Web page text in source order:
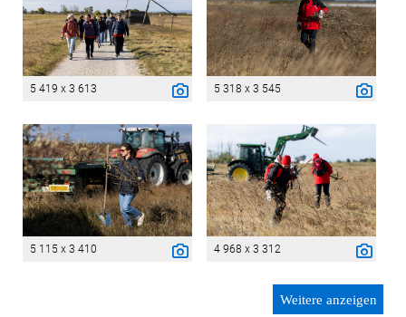
5 419 x 3 613 5 318 x 3 545
5 115 x 3 410 4 968 x 3 312
Weitere anzeigen